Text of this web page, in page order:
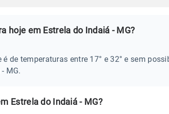
hoje em Estrela do Indaiá - MG?
de temperaturas entre 17° e 32° e sem
MG.
Estrela do Indaiá - MG?